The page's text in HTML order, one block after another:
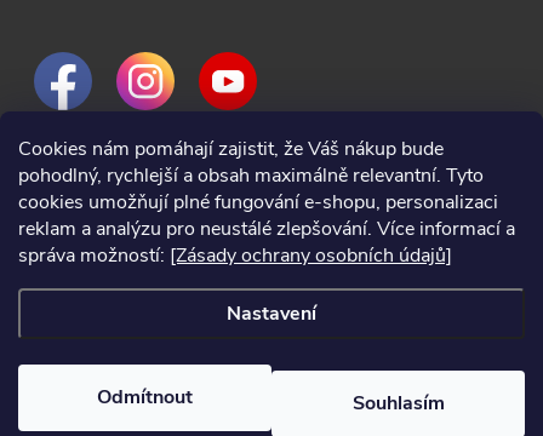
Cookies nám pomáhají zajistit, že Váš nákup bude
pohodlný, rychlejší a obsah maximálně relevantní. Tyto
cookies umožňují plné fungování e-shopu, personalizaci
reklam a analýzu pro neustálé zlepšování. Více informací a
správa možností: [Zásady ochrany osobních údajů]
Nastavení
Odmítnout Souhlasím
2024 © Nářadí Praha, všechna práva vyhrazena